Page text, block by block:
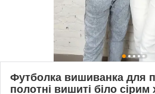
Футболка вишиванка для
полотні вишиті біло сірим